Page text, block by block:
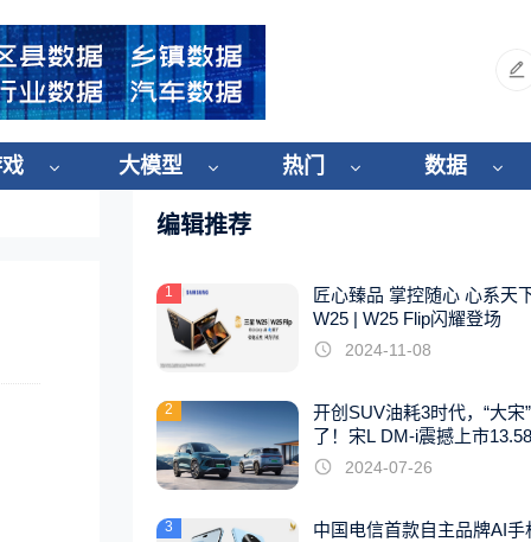
大模型 热门 数据
编辑推荐
1
匠心臻品 掌控随心 心系天
W25 | W25 Flip闪耀登场
2024-11-08
2
开创SUV油耗3时代，“大宋
了！宋L DM-i震撼上市
起
2024-07-26
3
中国电信首款自主品牌AI手